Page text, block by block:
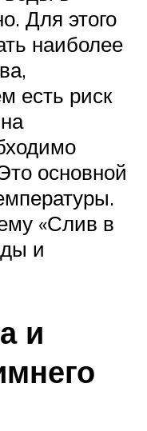
Для этого
наиболее
есть риск
основной
«Слив в
и
и